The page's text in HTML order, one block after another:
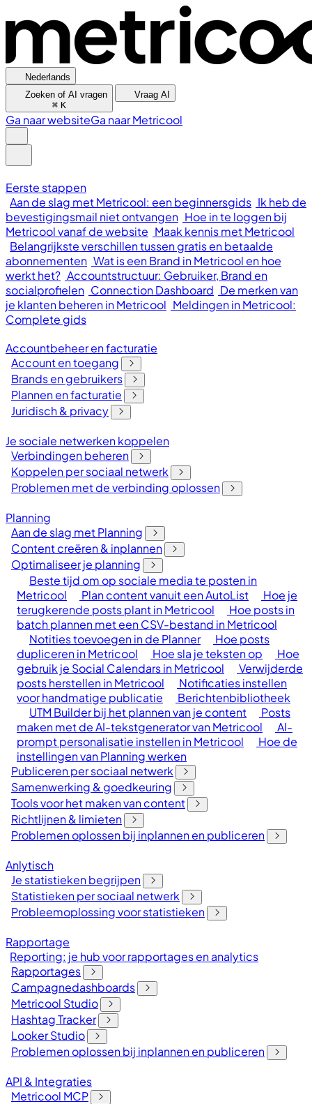
Nederlands
Zoeken of AI vragen
⌘ K
Vraag AI
Ga naar websiteGa naar Metricool
Eerste stappen
Aan de slag met Metricool: een beginnersgids Ik heb de
bevestigingsmail niet ontvangen Hoe in te loggen bij
Metricool vanaf de website Maak kennis met Metricool
Belangrijkste verschillen tussen gratis en betaalde
abonnementen Wat is een Brand in Metricool en hoe
werkt het? Accountstructuur: Gebruiker, Brand en
socialprofielen Connection Dashboard De merken van
je klanten beheren in Metricool Meldingen in Metricool:
Complete gids
Accountbeheer en facturatie
Account en toegang
Brands en gebruikers
Plannen en facturatie
Juridisch & privacy
Je sociale netwerken koppelen
Verbindingen beheren
Koppelen per sociaal netwerk
Problemen met de verbinding oplossen
Planning
Aan de slag met Planning
Content creëren & inplannen
Optimaliseer je planning
Beste tijd om op sociale media te posten in
Metricool
Plan content vanuit een AutoList
Hoe je
terugkerende posts plant in Metricool
Hoe posts in
batch plannen met een CSV-bestand in Metricool
Notities toevoegen in de Planner
Hoe posts
dupliceren in Metricool
Hoe sla je teksten op
Hoe
gebruik je Social Calendars in Metricool
Verwijderde
posts herstellen in Metricool
Notificaties instellen
voor handmatige publicatie
Berichtenbibliotheek
UTM Builder bij het plannen van je content
Posts
maken met de AI-tekstgenerator van Metricool
AI-
prompt personalisatie instellen in Metricool
Hoe de
instellingen van Planning werken
Publiceren per sociaal netwerk
Samenwerking & goedkeuring
Tools voor het maken van content
Richtlijnen & limieten
Problemen oplossen bij inplannen en publiceren
Anlytisch
Je statistieken begrijpen
Statistieken per sociaal netwerk
Probleemoplossing voor statistieken
Rapportage
Reporting: je hub voor rapportages en analytics
Rapportages
Campagnedashboards
Metricool Studio
Hashtag Tracker
Looker Studio
Problemen oplossen bij inplannen en publiceren
API & Integraties
Metricool MCP